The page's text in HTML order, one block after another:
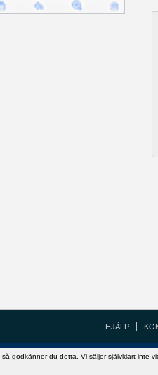
godkänner du detta. Vi säljer självklart inte
HJÄLP
Copyright ©2002 -